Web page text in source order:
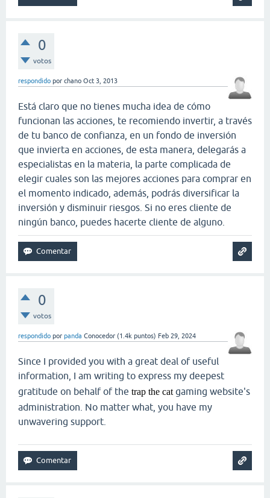
0
votos
respondido por chano Oct 3, 2013
Está claro que no tienes mucha idea de cómo
funcionan las acciones, te recomiendo invertir, a través
de tu banco de confianza, en un fondo de inversión
que invierta en acciones, de esta manera, delegarás a
especialistas en la materia, la parte complicada de
elegir cuales son las mejores acciones para comprar en
el momento indicado, además, podrás diversificar la
inversión y disminuir riesgos. Si no eres cliente de
ningún banco, puedes hacerte cliente de alguno.
0
votos
respondido por panda Conocedor (1.4k puntos) Feb 29, 2024
Since I provided you with a great deal of useful
information, I am writing to express my deepest
gratitude on behalf of the trap the cat gaming website's
administration. No matter what, you have my
unwavering support.